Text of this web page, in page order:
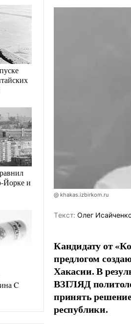
Йорке и
C
@ khakas.izbirkom.ru
Tекст: Олег
Кандидату от
предлогом
Хакасии. В
ВЗГЛЯД
принять
республики.